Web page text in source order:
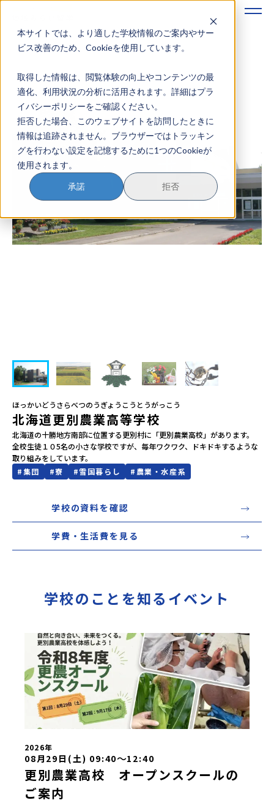
本サイトでは、より適した学校情報のご案内やサー
ビス改善のため、Cookieを使用しています。
取得した情報は、閲覧体験の向上やコンテンツの最
適化、利用状況の分析に活用されます。詳細はプラ
イバシーポリシーをご確認ください。
拒否した場合、このウェブサイトを訪問したときに
情報は追跡されません。ブラウザーではトラッキン
グを行わない設定を記憶するために1つのCookieが
使用されます。
承諾 拒否
地域みらい留学のすすめかた
地域みらい留学とは
学校を探す
イベントを探す
おためし地域留学
マガジン
奨学金について
ほっかいどうさらべつのうぎょうこうとうがっこう
北海道更別農業高等学校
北海道の十勝地方南部に位置する更別村に「更別農業高校」があります。
全校生徒１０5名の小さな学校ですが、毎年ワクワク、ドキドキするような
取り組みをしています。
#集団 #寮 #雪国暮らし # 農業・水産系
学校の資料を確認
学費・生活費を見る
学校のことを知るイベント
2026年
08月29日(土) 09:40〜12:40
更別農業高校 オープンスクールの
ご案内